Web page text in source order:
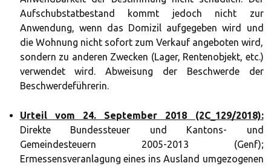
Aufschubstatbestand kommt jedoch nicht zur
Anwendung, wenn das Domizil aufgegeben wird und
die Wohnung nicht sofort zum Verkauf angeboten wird,
sondern zu anderen Zwecken (Lager, Rentenobjekt, etc.)
verwendet wird. Abweisung der Beschwerde der
Beschwerdeführerin.
Urteil vom 24. September 2018 (2C_129/2018):
Direkte Bundessteuer und Kantons- und
Gemeindesteuern 2005-2013 (Genf);
Ermessensveranlagung eines ins Ausland umgezogenen